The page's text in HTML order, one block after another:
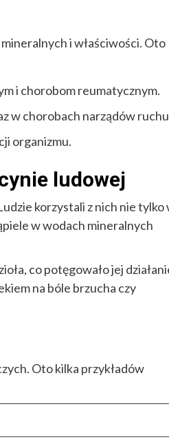
i właściwości. Oto
i chorobom reumatycznym.
w chorobach narządów
organizmu.
ludowej
korzystali z nich nie tylko
w wodach mineralnych
co potęgowało jej
na bóle brzucha czy
Oto kilka przykładów